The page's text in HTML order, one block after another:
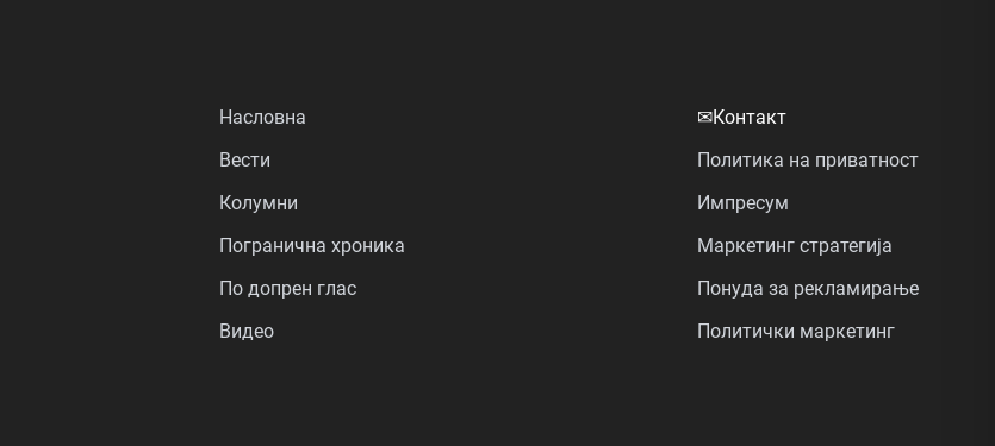
Насловна
Вести
Колумни
Погранична хроника
По допрен глас
Видео
✉Контакт
Политика на приватност
Импресум
Маркетинг стратегија
Понуда за рекламирање
Политички маркетинг